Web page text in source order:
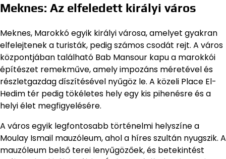
Meknes: Az elfeledett királyi város
Meknes, Marokkó egyik királyi városa, amelyet gyakran
elfelejtenek a turisták, pedig számos csodát rejt. A város
központjában található Bab Mansour kapu a marokkói
építészet remekműve, amely impozáns méretével és
részletgazdag díszítésével nyűgöz le. A közeli Place El-
Hedim tér pedig tökéletes hely egy kis pihenésre és a
helyi élet megfigyelésére.
A város egyik legfontosabb történelmi helyszíne a
Moulay Ismail mauzóleum, ahol a híres szultán nyugszik. A
mauzóleum belső terei lenyűgözőek, és betekintést